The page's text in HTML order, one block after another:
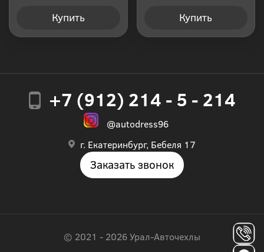
Купить Купить
+7 (912) 214 - 5 - 214
@autodress96
г. Екатеринбург, Бебеля 17
Заказать звонок
© 2021 - 2026 Урал-Авточехлы